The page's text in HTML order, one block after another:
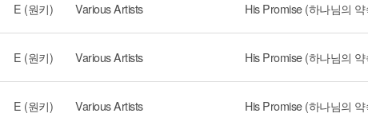
E (원키) Various Artists
E (원키) Various Artists
E (원키) Various Artists